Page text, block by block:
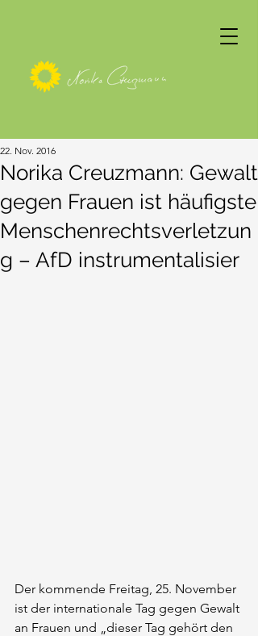
Norika Creuzmann: Gewalt
gegen Frauen ist häufigste
Menschenrechtsverletzun
g – AfD instrumentalisier
22. Nov. 2016
Der kommende Freitag, 25. November
ist der internationale Tag gegen Gewalt
an Frauen und „dieser Tag gehört den